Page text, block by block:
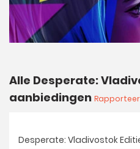
Alle Desperate:
aanbiedingen
Desperate: Vladivostok